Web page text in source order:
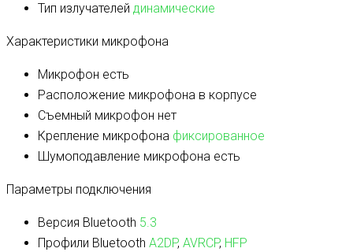
Тип излучателей динамические
Характеристики микрофона
Микрофон есть
Расположение микрофона в корпусе
Съемный микрофон нет
Крепление микрофона фиксированное
Шумоподавление микрофона есть
Параметры подключения
Версия Bluetooth 5.3
Профили Bluetooth A2DP, AVRCP, HFP